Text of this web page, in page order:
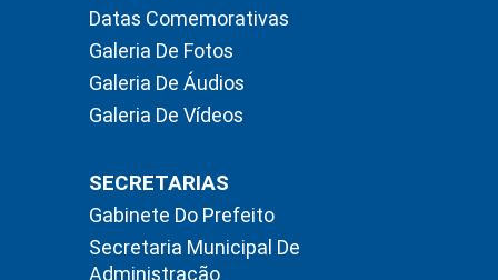
Datas Comemorativas
Galeria De Fotos
Galeria De Áudios
Galeria De Vídeos
SECRETARIAS
Gabinete Do Prefeito
Secretaria Municipal De
Administração